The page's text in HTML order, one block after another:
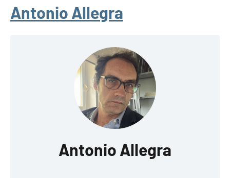
Antonio Allegra
Antonio Allegra